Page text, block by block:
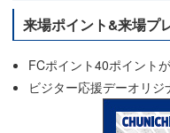
来場ポイント&来場プ
FCポイント40ポイント
ビジター応援デーオリ